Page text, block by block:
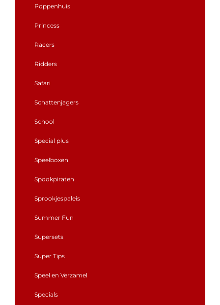
Poppenhuis
Princess
Racers
Ridders
Safari
Schattenjagers
School
Special plus
Speelboxen
Spookpiraten
Sprookjespaleis
Summer Fun
Supersets
Super Tips
Speel en Verzamel
Specials